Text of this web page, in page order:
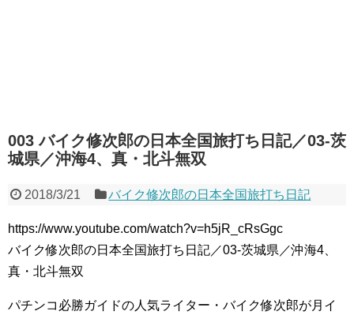
003 バイク修次郎の日本全国旅打ち日記／03-茨
城県／沖海4、真・北斗無双
2018/3/21 バイク修次郎の日本全国旅打ち日記
https://www.youtube.com/watch?v=h5jR_cRsGgc
バイク修次郎の日本全国旅打ち日記／03-茨城県／沖海4、
真・北斗無双
パチンコ必勝ガイドの人気ライター・バイク修次郎が月イ